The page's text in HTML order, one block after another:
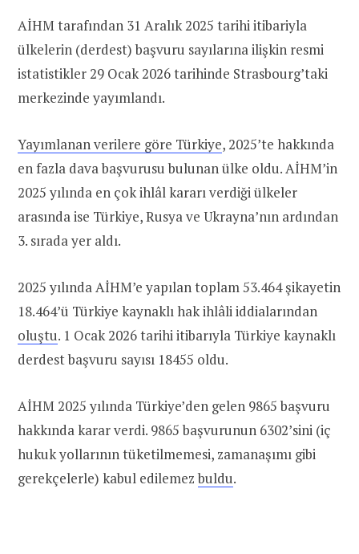
AİHM tarafından 31 Aralık 2025 tarihi itibariyla
ülkelerin (derdest) başvuru sayılarına ilişkin resmi
istatistikler 29 Ocak 2026 tarihinde Strasbourg’taki
merkezinde yayımlandı.
Yayımlanan verilere göre Türkiye, 2025’te hakkında
en fazla dava başvurusu bulunan ülke oldu. AİHM’in
2025 yılında en çok ihlâl kararı verdiği ülkeler
arasında ise Türkiye, Rusya ve Ukrayna’nın ardından
3. sırada yer aldı.
2025 yılında AİHM’e yapılan toplam 53.464 şikayetin
18.464’ü Türkiye kaynaklı hak ihlâli iddialarından
oluştu. 1 Ocak 2026 tarihi itibarıyla Türkiye kaynaklı
derdest başvuru sayısı 18455 oldu.
AİHM 2025 yılında Türkiye’den gelen 9865 başvuru
hakkında karar verdi. 9865 başvurunun 6302’sini (iç
hukuk yollarının tüketilmemesi, zamanaşımı gibi
gerekçelerle) kabul edilemezbuldu.